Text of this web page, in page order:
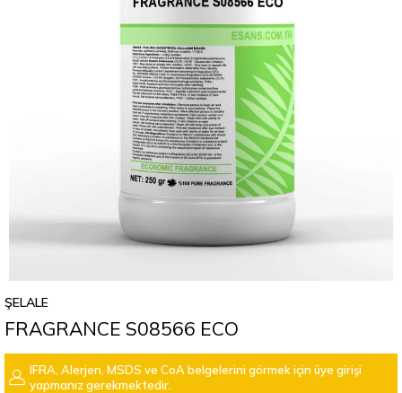
ŞELALE
FRAGRANCE S08566 ECO
IFRA, Alerjen, MSDS ve CoA belgelerini görmek için üye girişi
yapmanız gerekmektedir.